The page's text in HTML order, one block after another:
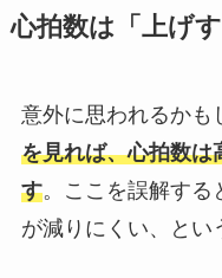
心拍数は「上げ
意外に思われるかも
を見れば、心拍数は
す。ここを誤解する
が減りにくい、とい